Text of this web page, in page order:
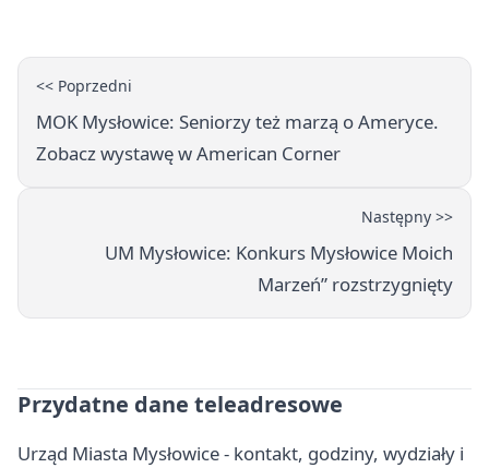
<< Poprzedni
MOK Mysłowice: Seniorzy też marzą o Ameryce.
Zobacz wystawę w American Corner
Następny >>
UM Mysłowice: Konkurs Mysłowice Moich
Marzeń” rozstrzygnięty
Przydatne dane teleadresowe
Urząd Miasta Mysłowice - kontakt, godziny, wydziały i